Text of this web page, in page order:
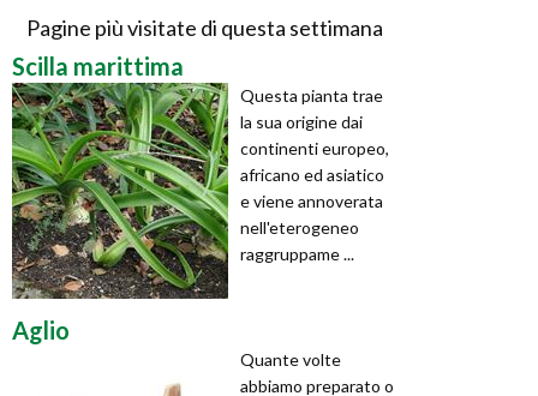
Pagine più visitate di questa settimana
Scilla marittima
Questa pianta trae
la sua origine dai
continenti europeo,
africano ed asiatico
e viene annoverata
nell'eterogeneo
raggruppame ...
Aglio
Quante volte
abbiamo preparato o